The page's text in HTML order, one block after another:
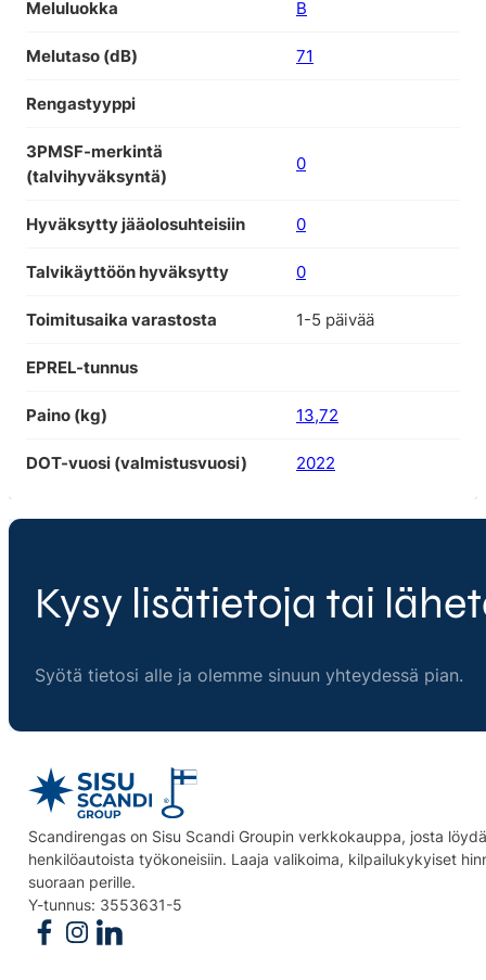
Meluluokka B
Melutaso (dB) 71
Rengastyyppi
3PMSF-merkintä
(talvihyväksyntä)
0
Hyväksytty jääolosuhteisiin 0
Talvikäyttöön hyväksytty 0
Toimitusaika varastosta 1-5 päivää
EPREL-tunnus
Paino (kg) 13,72
DOT-vuosi (valmistusvuosi) 2022
Kysy lisätietoja tai
Syötä tietosi alle ja olemme sinuun yhteydessä pian.
Scandirengas on Sisu Scandi Groupin verkkokauppa, josta
henkilöautoista työkoneisiin. Laaja valikoima, kilpailukykyiset
suoraan perille.
Y-tunnus: 3553631-5
Follow us on Facebook
Follow us on Instagram
Follow us on Linkedin